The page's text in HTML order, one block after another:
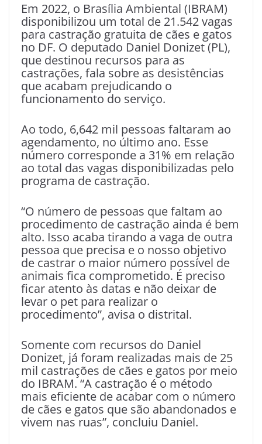
Em 2022, o Brasília Ambiental (IBRAM)
disponibilizou um total de 21.542 vagas
para castração gratuita de cães e gatos
no DF. O deputado Daniel Donizet (PL),
que destinou recursos para as
castrações, fala sobre as desistências
que acabam prejudicando o
funcionamento do serviço.
Ao todo, 6,642 mil pessoas faltaram ao
agendamento, no último ano. Esse
número corresponde a 31% em relação
ao total das vagas disponibilizadas pelo
programa de castração.
“O número de pessoas que faltam ao
procedimento de castração ainda é bem
alto. Isso acaba tirando a vaga de outra
pessoa que precisa e o nosso objetivo
de castrar o maior número possível de
animais fica comprometido. É preciso
ficar atento às datas e não deixar de
levar o pet para realizar o
procedimento”, avisa o distrital.
Somente com recursos do Daniel
Donizet, já foram realizadas mais de 25
mil castrações de cães e gatos por meio
do IBRAM. “A castração é o método
mais eficiente de acabar com o número
de cães e gatos que são abandonados e
vivem nas ruas”, concluiu Daniel.